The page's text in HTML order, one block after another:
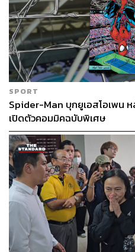
SPORT
Spider-Man บุกยูเอสโอเพน
เปิดตัวคอมมิคฉบับพิเศษ